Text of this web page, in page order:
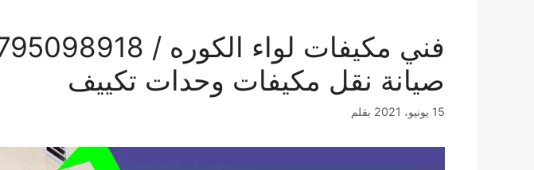
صيانة نقل مكيفات وحدات تكييف
15 يونيو، 2021 بقلم